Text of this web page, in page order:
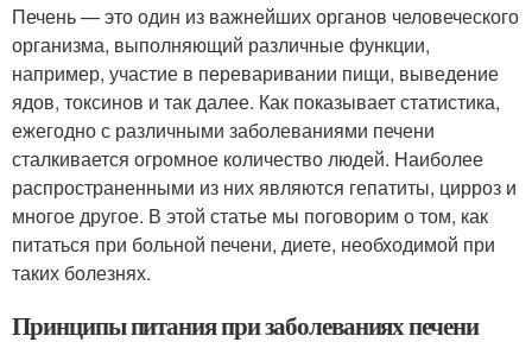
Печень — это один из важнейших органов человеческого
организма, выполняющий различные функции,
например, участие в переваривании пищи, выведение
ядов, токсинов и так далее. Как показывает статистика,
ежегодно с различными заболеваниями печени
сталкивается огромное количество людей. Наиболее
распространенными из них являются гепатиты, цирроз и
многое другое. В этой статье мы поговорим о том, как
питаться при больной печени, диете, необходимой при
таких болезнях.
Принципы питания при заболеваниях печени